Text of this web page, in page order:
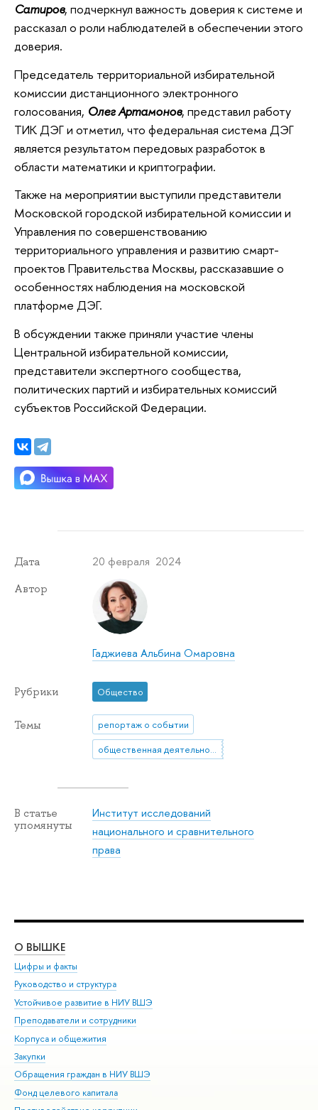
Сатиров, подчеркнул важность доверия к системе и
рассказал о роли наблюдателей в обеспечении этого
доверия.
Председатель территориальной избирательной
комиссии дистанционного электронного
голосования, Олег Артамонов, представил работу
ТИК ДЭГ и отметил, что федеральная система ДЭГ
является результатом передовых разработок в
области математики и криптографии.
Также на мероприятии выступили представители
Московской городской избирательной комиссии и
Управления по совершенствованию
территориального управления и развитию смарт-
проектов Правительства Москвы, рассказавшие о
особенностях наблюдения на московской
платформе ДЭГ.
В обсуждении также приняли участие члены
Центральной избирательной комиссии,
представители экспертного сообщества,
политических партий и избирательных комиссий
субъектов Российской Федерации.
Дата 20 февраля 2024
Автор
Гаджиева Альбина Омаровна
Рубрики Общество
Темы
репортаж о событии
общественная деятельность
В статье
упомянуты
Институт исследований
национального и сравнительного
права
О ВЫШКЕ
Цифры и факты
Руководство и структура
Устойчивое развитие в НИУ ВШЭ
Преподаватели и сотрудники
Корпуса и общежития
Закупки
Обращения граждан в НИУ ВШЭ
Фонд целевого капитала